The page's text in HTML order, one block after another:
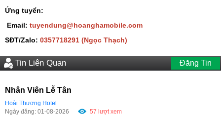
Ứng tuyển:
Email: tuyendung@hoanghamobile.com
SĐT/Zalo: 0357718291 (Ngọc Thạch)
Tin Liên Quan Đăng Tin
Nhân Viên Lễ Tân
Hoài Thương Hotel
Ngày đăng: 01-08-2026
57 lượt xem